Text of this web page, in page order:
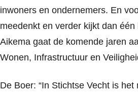
inwoners en ondernemers. En
meedenkt en verder kijkt dan één
Aikema gaat de komende jaren
Wonen, Infrastructuur en
De Boer: “In Stichtse Vecht is